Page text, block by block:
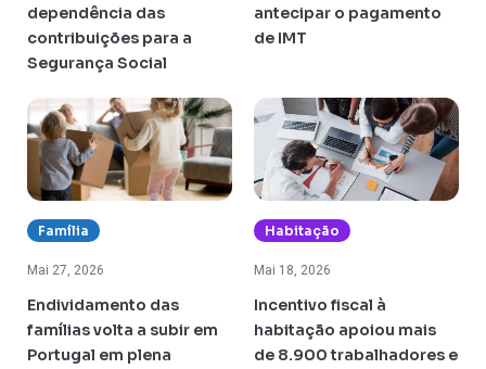
dependência das
contribuições para a
Segurança Social
antecipar o pagamento
de IMT
Família
Mai 27, 2026
Endividamento das
famílias volta a subir em
Portugal em plena
Habitação
Mai 18, 2026
Incentivo fiscal à
habitação apoiou mais
de 8.900 trabalhadores e